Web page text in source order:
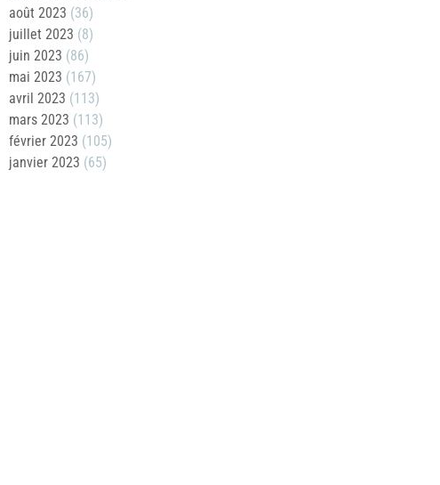
août 2023 (36)
juillet 2023 (8)
juin 2023 (86)
mai 2023 (167)
avril 2023 (113)
mars 2023 (113)
février 2023 (105)
janvier 2023 (65)